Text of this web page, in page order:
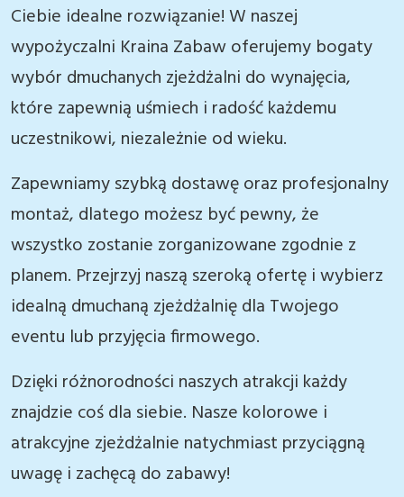
Ciebie idealne rozwiązanie! W naszej
wypożyczalni Kraina Zabaw oferujemy bogaty
wybór dmuchanych zjeżdżalni do wynajęcia,
które zapewnią uśmiech i radość każdemu
uczestnikowi, niezależnie od wieku.
Zapewniamy szybką dostawę oraz profesjonalny
montaż, dlatego możesz być pewny, że
wszystko zostanie zorganizowane zgodnie z
planem. Przejrzyj naszą szeroką ofertę i wybierz
idealną dmuchaną zjeżdżalnię dla Twojego
eventu lub przyjęcia firmowego.
Dzięki różnorodności naszych atrakcji każdy
znajdzie coś dla siebie. Nasze kolorowe i
atrakcyjne zjeżdżalnie natychmiast przyciągną
uwagę i zachęcą do zabawy!